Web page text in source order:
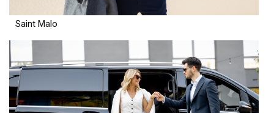
Saint Malo